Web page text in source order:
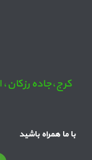
کرج،جاده
با ما همراه باشید